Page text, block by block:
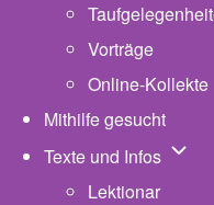
Vorträge
Online-Kollekte
Mithilfe gesucht
Texte und Infos
Lektionar